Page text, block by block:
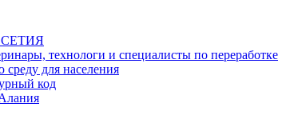
технологи и специалисты по переработке
для населения
код